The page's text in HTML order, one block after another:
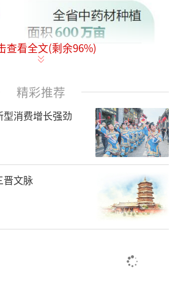
世界、一缕药香跨越古
文明瑰宝，也是我国独具
源和宝贵财富。作为实现自
领域，中医药产业在国民经
升，正日益成为驱动我国经
擎。
源禀赋深厚，素有“北药宝
参、连翘等十大晋药资源
药材种植面积600万亩，位居
查看全文(剩余96%)
精彩推荐
消费增长强劲
晋文脉